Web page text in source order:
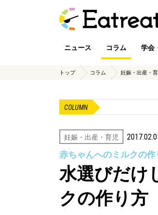
ニュース コラム 学会
トップ コラム 妊娠・出産・育
COLUMN
妊娠・出産・育児
赤ちゃんへのミルクの作
水選びだけ
クの作り方